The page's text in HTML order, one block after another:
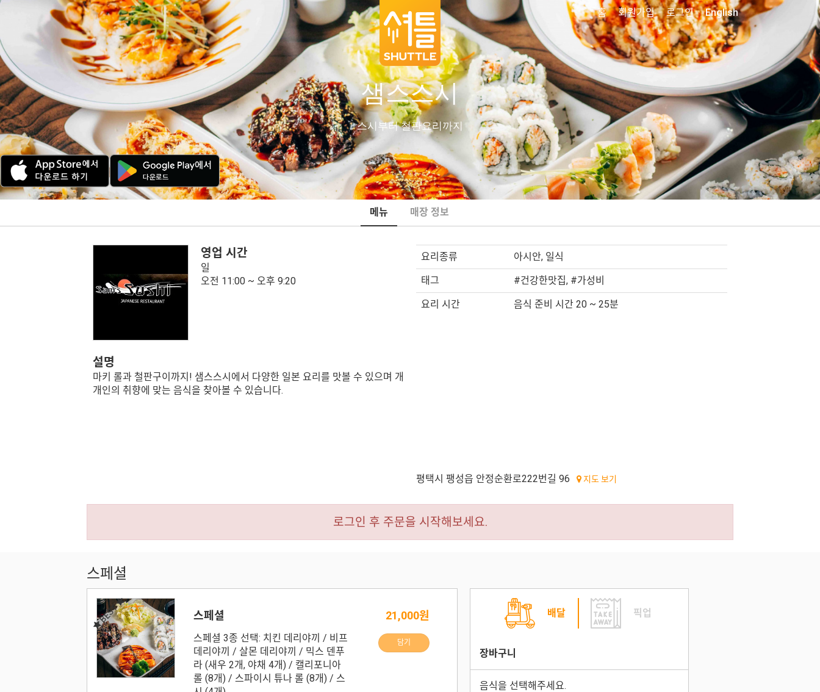
샘스스시
스시부터 철판요리까지
홈 회원가입 로그인 English
메뉴 매장 정보
영업 시간
일
오전 11:00 ~ 오후 9:20
요리종류 아시안, 일식
태그 #건강한맛집, #가성비
요리 시간 음식 준비 시간 20 ~ 25분
설명
마키 롤과 철판구이까지! 샘스스시에서 다양한 일본 요리를 맛볼 수 있으며 개
개인의 취향에 맞는 음식을 찾아볼 수 있습니다.
평택시 팽성읍 안정순환로222번길 96 지도 보기
로그인 후 주문을 시작해보세요.
스페셜
BEST 스페셜
스페셜 3종 선택: 치킨 데리야끼 / 비프
데리야끼 / 살몬 데리야끼 / 믹스 덴푸
라 (새우 2개, 야채 4개) / 캘리포니아
롤 (8개) / 스파이시 튜나 롤 (8개) / 스
21,000원
담기
배달 픽업
장바구니
음식을 선택해주세요.